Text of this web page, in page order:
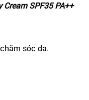
SPF35 PA++
sóc da.